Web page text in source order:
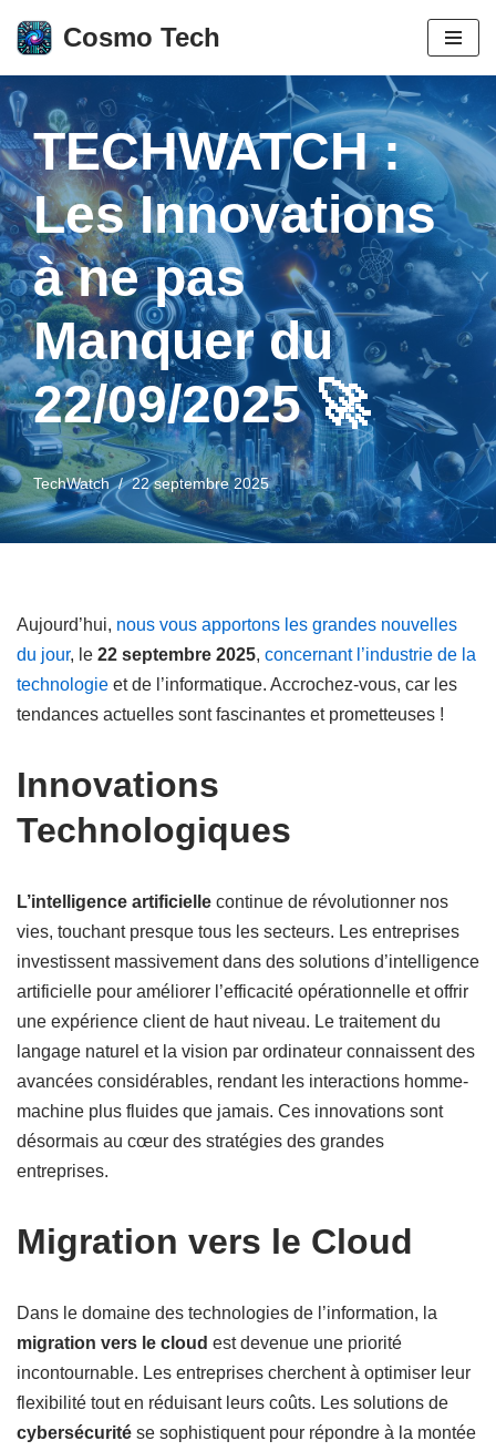
Aller
au
contenu
Cosmo Tech
TECHWATCH :
Les Innovations
à ne pas
Manquer du
22/09/2025 🚀
TechWatch 22 septembre 2025
Aujourd’hui, nous vous apportons les grandes nouvelles
du jour, le 22 septembre 2025, concernant l’industrie de la
technologie et de l’informatique. Accrochez-vous, car les
tendances actuelles sont fascinantes et prometteuses !
Innovations
Technologiques
L’intelligence artificielle continue de révolutionner nos
vies, touchant presque tous les secteurs. Les entreprises
investissent massivement dans des solutions d’intelligence
artificielle pour améliorer l’efficacité opérationnelle et offrir
une expérience client de haut niveau. Le traitement du
langage naturel et la vision par ordinateur connaissent des
avancées considérables, rendant les interactions homme-
machine plus fluides que jamais. Ces innovations sont
désormais au cœur des stratégies des grandes
entreprises.
Migration vers le Cloud
Dans le domaine des technologies de l’information, la
migration vers le cloud est devenue une priorité
incontournable. Les entreprises cherchent à optimiser leur
flexibilité tout en réduisant leurs coûts. Les solutions de
cybersécurité se sophistiquent pour répondre à la montée